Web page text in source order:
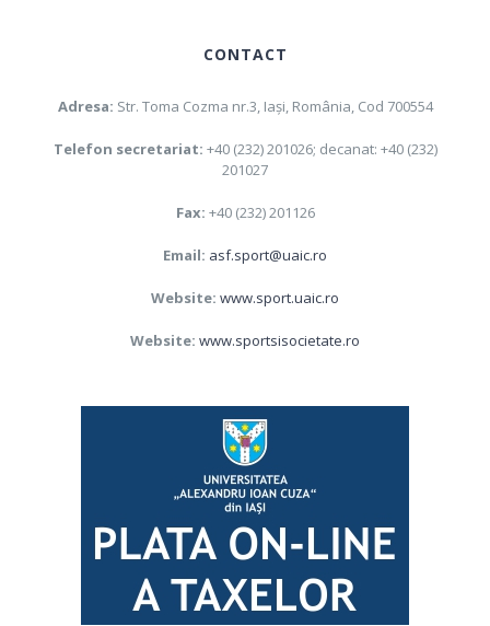
CONTACT
Adresa: Str. Toma Cozma nr.3, Iaşi, România, Cod 700554
Telefon secretariat: +40 (232) 201026; decanat: +40 (232)
201027
Fax: +40 (232) 201126
Email: asf.sport@uaic.ro
Website: www.sport.uaic.ro
Website: www.sportsisocietate.ro